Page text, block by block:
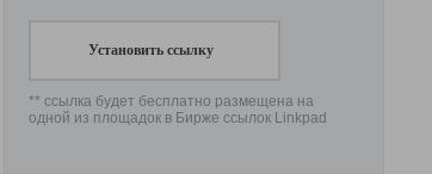
Установить ссылку
** ссылка будет бесплатно размещена на
одной из площадок в Бирже ссылок Linkpad